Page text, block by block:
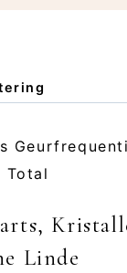
Linde